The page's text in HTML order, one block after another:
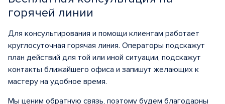
горячей линии
Для консультирования и помощи клиентам работает
круглосуточная горячая линия. Операторы подскажут
план действий для той или иной ситуации, подскажут
контакты ближайшего офиса и запишут желающих к
мастеру на удобное время.
Мы ценим обратную связь, поэтому будем благодарны